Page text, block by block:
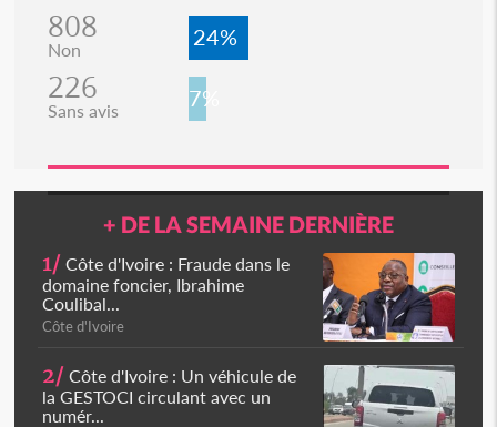
808
Non 24%
226
Sans avis 7%
+ DE LA SEMAINE DERNIÈRE
1/ Côte d'Ivoire : Fraude dans le
domaine foncier, Ibrahime
Coulibal...
Côte d'Ivoire
2/ Côte d'Ivoire : Un véhicule de
la GESTOCI circulant avec un
numér...